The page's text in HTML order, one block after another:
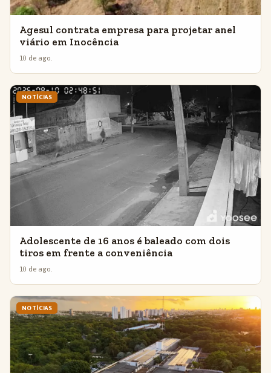
Agesul contrata empresa para projetar anel
viário em Inocência
10 de ago.
NOTÍCIAS
Adolescente de 16 anos é baleado com dois
tiros em frente a conveniência
10 de ago.
NOTÍCIAS